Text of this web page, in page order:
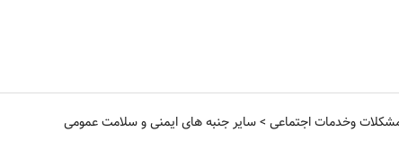
وخدمات اجتماعی >سایر جنبه های ایمنی و سلامت عمومی